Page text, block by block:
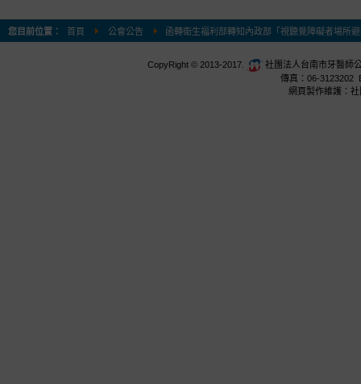
您目前位置： 首頁 公會公告 函轉衛生福利部轉知內政部「視聽覺障礙者場所
CopyRight © 2013-2017.
社團法人台南市牙醫師
傳真：06-3123202
網頁製作維護：